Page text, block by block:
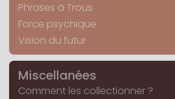
Phrases à Trous
Force psychique
Vision du futur
Miscellanées
Comment les collectionner ?